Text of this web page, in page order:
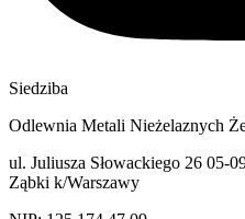
Siedziba
Odlewnia Metali Nieżelaznych
ul. Juliusza Słowackiego 26 05-
Ząbki k/Warszawy